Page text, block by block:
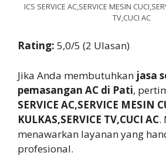
ICS SERVICE AC,SERVICE MESIN
TV,CUCI AC
Rating: 5,0/5 (2 Ulasan)
Jika Anda membutuhkan jasa
pemasangan AC di Pati,
SERVICE AC,SERVICE MESIN
KULKAS,SERVICE TV,CUCI AC.
menawarkan layanan yang
profesional.